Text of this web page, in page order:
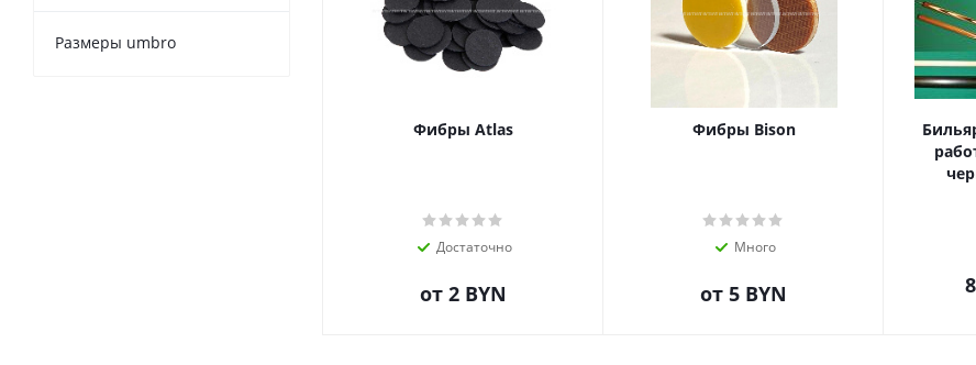
Фибры Atlas
Достаточно
от 2 BYN
Фибры Bison
Много
от 5 BYN
Размеры umbro